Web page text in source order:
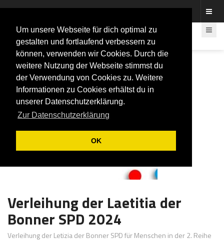
Um unsere Webseite für dich optimal zu
gestalten und fortlaufend verbessern zu
können, verwenden wir Cookies. Durch die
weitere Nutzung der Webseite stimmst du
der Verwendung von Cookies zu. Weitere
Informationen zu Cookies erhältst du in
unserer Datenschutzerklärung.
Zur Datenschutzerklärung
OK
Fotos rund um den Fastelovend
Verleihung der Laetitia der
Bonner SPD 2024
Verleihung der Letizia der Bonner SPD für Menschen in der 2. Reihe